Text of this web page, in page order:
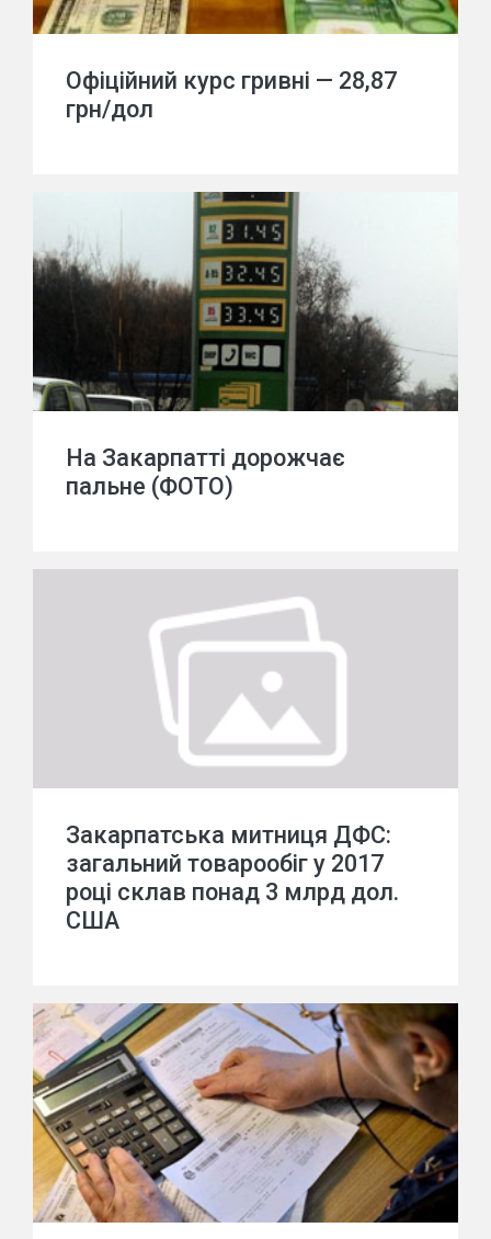
Офіційний курс гривні — 28,87
грн/дол
На Закарпатті дорожчає
пальне (ФОТО)
Закарпатська митниця ДФС:
загальний товарообіг у 2017
році склав понад 3 млрд дол.
США